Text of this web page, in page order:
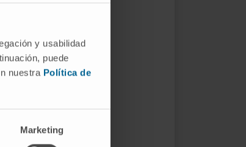
y usabilidad
puede
nuestra Política de
Marketing